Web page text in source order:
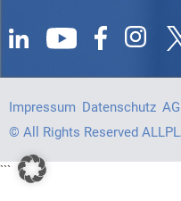
Impressum Datenschutz
© All Rights Reserved
```